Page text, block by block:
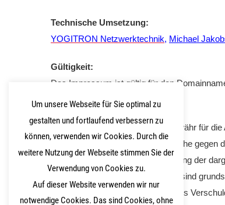
Technische Umsetzung:
YOGITRON Netzwerktechnik, Michael
Gültigkeit:
Das Impressum ist gültig für den
Haftungsausschluss:
Der Autor übernimmt keinerlei Gewähr für
unserer Website. Haftungsansprüche
durch die Nutzung oder Nichtnutzung der
Informationen verursacht wurden, sind
vorsätzliches oder grob fahrlässiges
Um unsere Webseite für Sie optimal zu
gestalten und fortlaufend verbessern zu
können, verwenden wir Cookies. Durch die
weitere Nutzung der Webseite stimmen Sie der
Verwendung von Cookies zu.
Auf dieser Website verwenden wir nur
notwendige Cookies. Das sind Cookies, ohne